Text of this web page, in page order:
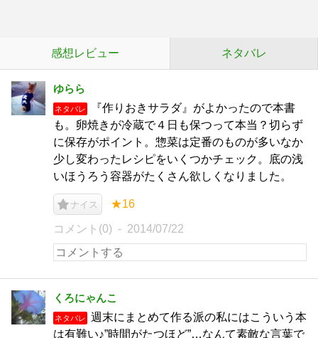
感想レビュー ネタバレ
ゆらら
ネタバレ
『作りおきサラダ』がよかったので本書
も。卵焼きが冷蔵で４日も保つって本当？切らず
に保存がポイント。惣菜は定番のものが多いなか
少し変わったレシピをいくつかチェック。底の浅
いほうろう容器がたくさん欲しくなりました。
ナイス ★16
コメント(0) 2014/07/22
くろにゃんこ
ネタバレ
週末にまとめて作る派の私にはこういう本
は有難い♪”時間がたつほど”…なんて素敵な言葉で